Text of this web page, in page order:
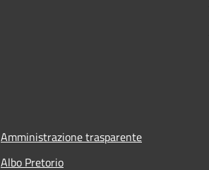
Amministrazione trasparente
Albo Pretorio